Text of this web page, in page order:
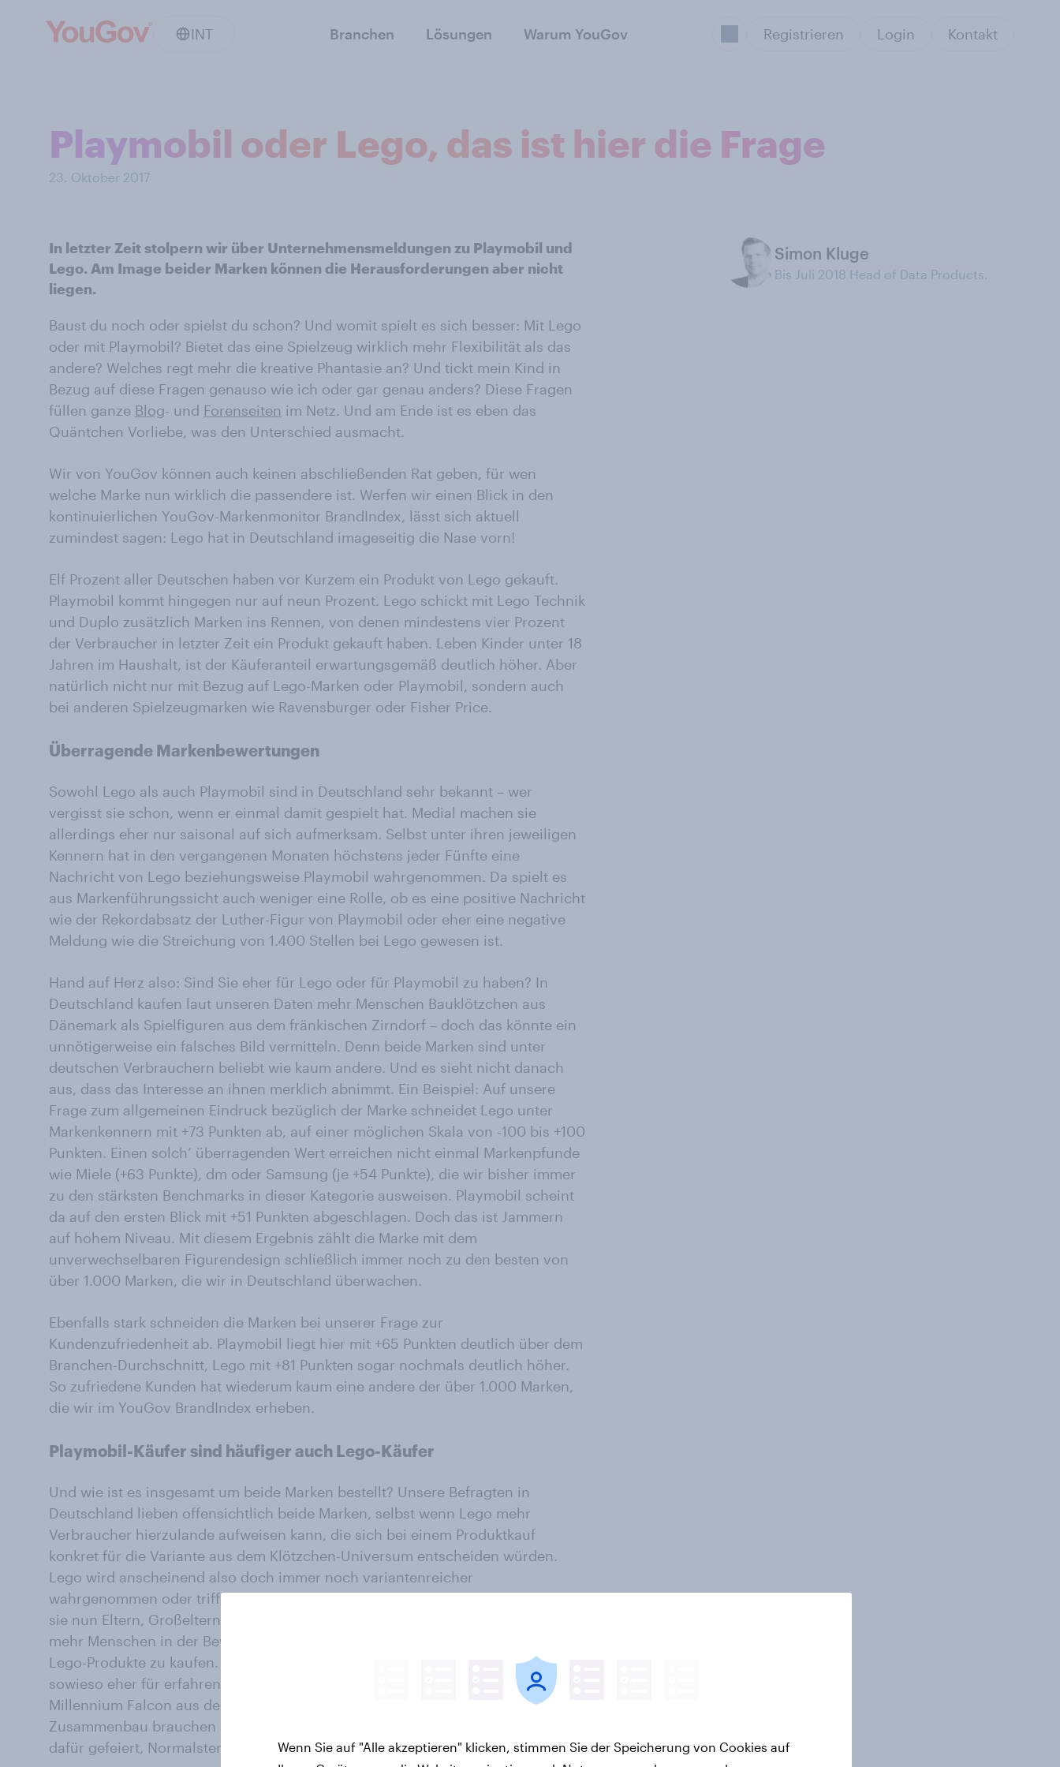
INT Branchen Lösungen Warum YouGov Registrieren Login Kontakt
Playmobil oder Lego, das ist hier die Frage
23. Oktober 2017
In letzter Zeit stolpern wir über Unternehmensmeldungen zu Playmobil und
Lego. Am Image beider Marken können die Herausforderungen aber nicht
liegen.
Baust du noch oder spielst du schon? Und womit spielt es sich besser: Mit Lego
oder mit Playmobil? Bietet das eine Spielzeug wirklich mehr Flexibilität als das
andere? Welches regt mehr die kreative Phantasie an? Und tickt mein Kind in
Bezug auf diese Fragen genauso wie ich oder gar genau anders? Diese Fragen
füllen ganze Blog- und Forenseiten im Netz. Und am Ende ist es eben das
Quäntchen Vorliebe, was den Unterschied ausmacht.
Wir von YouGov können auch keinen abschließenden Rat geben, für wen
welche Marke nun wirklich die passendere ist. Werfen wir einen Blick in den
kontinuierlichen YouGov-Markenmonitor BrandIndex, lässt sich aktuell
zumindest sagen: Lego hat in Deutschland imageseitig die Nase vorn!
Elf Prozent aller Deutschen haben vor Kurzem ein Produkt von Lego gekauft.
Playmobil kommt hingegen nur auf neun Prozent. Lego schickt mit Lego Technik
und Duplo zusätzlich Marken ins Rennen, von denen mindestens vier Prozent
der Verbraucher in letzter Zeit ein Produkt gekauft haben. Leben Kinder unter 18
Jahren im Haushalt, ist der Käuferanteil erwartungsgemäß deutlich höher. Aber
natürlich nicht nur mit Bezug auf Lego-Marken oder Playmobil, sondern auch
bei anderen Spielzeugmarken wie Ravensburger oder Fisher Price.
Überragende Markenbewertungen
Sowohl Lego als auch Playmobil sind in Deutschland sehr bekannt – wer
vergisst sie schon, wenn er einmal damit gespielt hat. Medial machen sie
allerdings eher nur saisonal auf sich aufmerksam. Selbst unter ihren jeweiligen
Kennern hat in den vergangenen Monaten höchstens jeder Fünfte eine
Nachricht von Lego beziehungsweise Playmobil wahrgenommen. Da spielt es
aus Markenführungssicht auch weniger eine Rolle, ob es eine positive Nachricht
wie der Rekordabsatz der Luther-Figur von Playmobil oder eher eine negative
Meldung wie die Streichung von 1.400 Stellen bei Lego gewesen ist.
Hand auf Herz also: Sind Sie eher für Lego oder für Playmobil zu haben? In
Deutschland kaufen laut unseren Daten mehr Menschen Bauklötzchen aus
Dänemark als Spielfiguren aus dem fränkischen Zirndorf – doch das könnte ein
unnötigerweise ein falsches Bild vermitteln. Denn beide Marken sind unter
deutschen Verbrauchern beliebt wie kaum andere. Und es sieht nicht danach
aus, dass das Interesse an ihnen merklich abnimmt. Ein Beispiel: Auf unsere
Frage zum allgemeinen Eindruck bezüglich der Marke schneidet Lego unter
Markenkennern mit +73 Punkten ab, auf einer möglichen Skala von -100 bis +100
Punkten. Einen solch‘ überragenden Wert erreichen nicht einmal Markenpfunde
wie Miele (+63 Punkte), dm oder Samsung (je +54 Punkte), die wir bisher immer
zu den stärksten Benchmarks in dieser Kategorie ausweisen. Playmobil scheint
da auf den ersten Blick mit +51 Punkten abgeschlagen. Doch das ist Jammern
auf hohem Niveau. Mit diesem Ergebnis zählt die Marke mit dem
unverwechselbaren Figurendesign schließlich immer noch zu den besten von
über 1.000 Marken, die wir in Deutschland überwachen.
Ebenfalls stark schneiden die Marken bei unserer Frage zur
Kundenzufriedenheit ab. Playmobil liegt hier mit +65 Punkten deutlich über dem
Branchen-Durchschnitt, Lego mit +81 Punkten sogar nochmals deutlich höher.
So zufriedene Kunden hat wiederum kaum eine andere der über 1.000 Marken,
die wir im YouGov BrandIndex erheben.
Playmobil-Käufer sind häufiger auch Lego-Käufer
Und wie ist es insgesamt um beide Marken bestellt? Unsere Befragten in
Deutschland lieben offensichtlich beide Marken, selbst wenn Lego mehr
Verbraucher hierzulande aufweisen kann, die sich bei einem Produktkauf
konkret für die Variante aus dem Klötzchen-Universum entscheiden würden.
Lego wird anscheinend also doch immer noch variantenreicher
wahrgenommen oder trifft stärker den Nerv der Zeit unter Erwachsenen, seien
sie nun Eltern, Großeltern oder keines von beidem. Wir finden auf jeden Fall
mehr Menschen in der Bevölkerung ab 18 Jahren, die sich vorstellen können,
Lego-Produkte zu kaufen. Manche Lego-Konstruktionen sind inzwischen
sowieso eher für erfahrene Klötzchenbauer gedacht. Das 7541-teilige Modell des
Millennium Falcon aus der Star Wars Saga belegt dies zweifelsohne. Für den
Zusammenbau brauchen selbst vier Bastler mehr als
dafür gefeiert, Normalsterbliche bräuchten da noch länger.
Simon Kluge
Bis Juli 2018 Head of Data Products.
Wenn Sie auf "Alle akzeptieren" klicken, stimmen Sie der Speicherung von Cookies auf